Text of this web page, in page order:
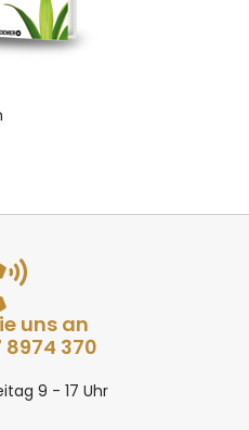
uns an
8974 370
9 - 17 Uhr